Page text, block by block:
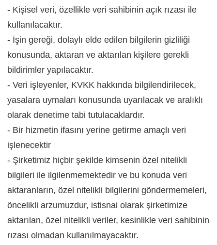
- Kişisel veri, özellikle veri sahibinin açık rızası ile
kullanılacaktır.
- İşin gereği, dolaylı elde edilen bilgilerin gizliliği
konusunda, aktaran ve aktarılan kişilere gerekli
bildirimler yapılacaktır.
- Veri işleyenler, KVKK hakkında bilgilendirilecek,
yasalara uymaları konusunda uyarılacak ve aralıklı
olarak denetime tabi tutulacaklardır.
- Bir hizmetin ifasını yerine getirme amaçlı veri
işlenecektir
- Şirketimiz hiçbir şekilde kimsenin özel nitelikli
bilgileri ile ilgilenmemektedir ve bu konuda veri
aktaranların, özel nitelikli bilgilerini göndermemeleri,
öncelikli arzumuzdur, istisnai olarak şirketimize
aktarılan, özel nitelikli veriler, kesinlikle veri sahibinin
rızası olmadan kullanılmayacaktır.